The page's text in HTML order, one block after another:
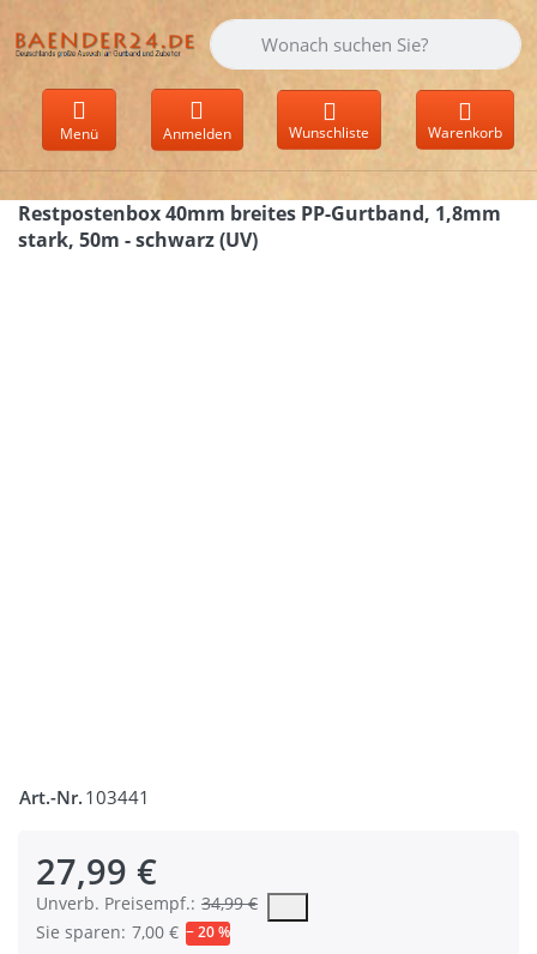
Geben Sie einen Suchbegriff ein.
Menü Anmelden Wunschliste Warenkorb
Restpostenbox 40mm breites PP-Gurtband, 1,8mm
stark, 50m - schwarz (UV)
Art.-Nr. 103441
27,99 €
Unverb. Preisempf.: 34,99 €
Die UVP ist der vorgeschlagene oder empfohlene
Sie sparen: 7,00 € − 20 %